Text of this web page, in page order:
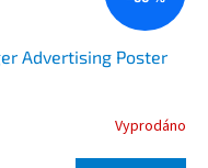
Advertising Poster
Vyprodáno